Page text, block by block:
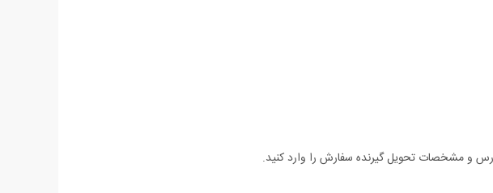
و مشخصات تحویل گیرنده سفارش را وارد کنید.